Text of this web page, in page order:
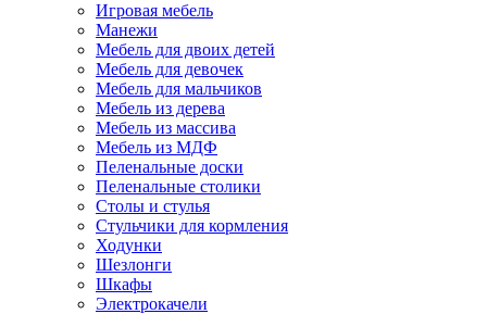
Игровая мебель
Манежи
Мебель для двоих детей
Мебель для девочек
Мебель для мальчиков
Мебель из дерева
Мебель из массива
Мебель из МДФ
Пеленальные доски
Пеленальные столики
Столы и стулья
Стульчики для кормления
Ходунки
Шезлонги
Шкафы
Электрокачели